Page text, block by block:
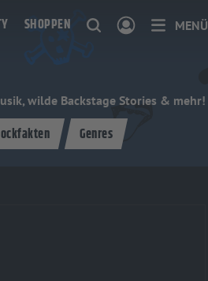
SHOPPEN MENÜ
wilde Backstage Stories & mehr!
Genres